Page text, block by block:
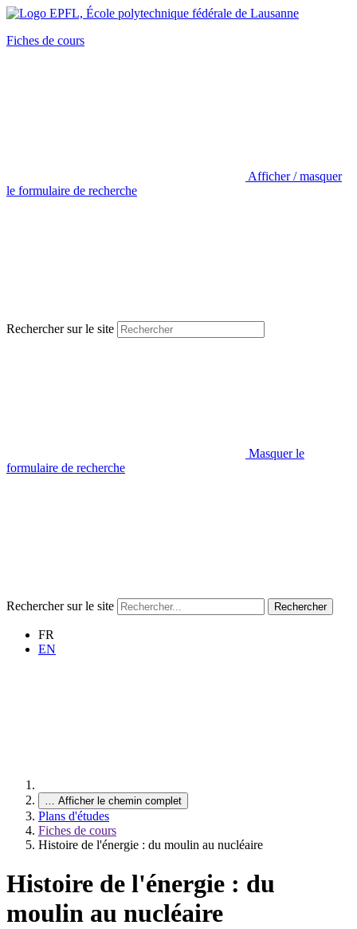
Fiches de cours
Afficher / masquer
le formulaire de recherche
Rechercher sur le site
Masquer le
formulaire de recherche
Rechercher sur le site Rechercher
FR
EN
… Afficher le chemin complet
Plans d'études
Fiches de cours
Histoire de l'énergie : du moulin au nucléaire
Histoire de l'énergie : du
moulin au nucléaire